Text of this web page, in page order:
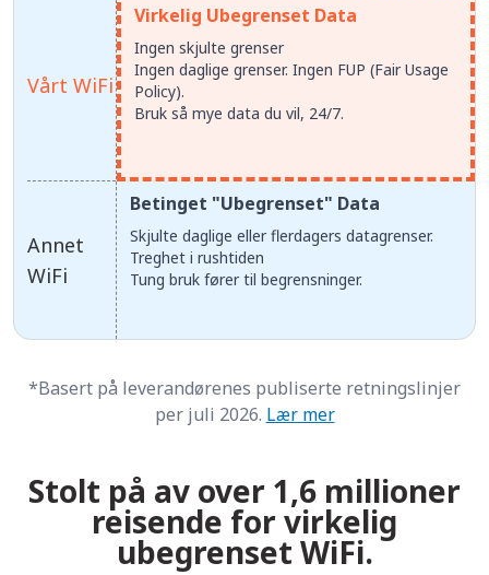
Vårt WiFi
Annet
WiFi
Virkelig Ubegrenset Data
Ingen skjulte grenser
Ingen daglige grenser. Ingen FUP (Fair Usage
Policy).
Bruk så mye data du vil, 24/7.
Betinget "Ubegrenset" Data
Skjulte daglige eller flerdagers datagrenser.
Treghet i rushtiden
Tung bruk fører til begrensninger.
*Basert på leverandørenes publiserte retningslinjer
per juli 2026. Lær mer
Stolt på av over 1,6 millioner
reisende for virkelig
ubegrenset WiFi.